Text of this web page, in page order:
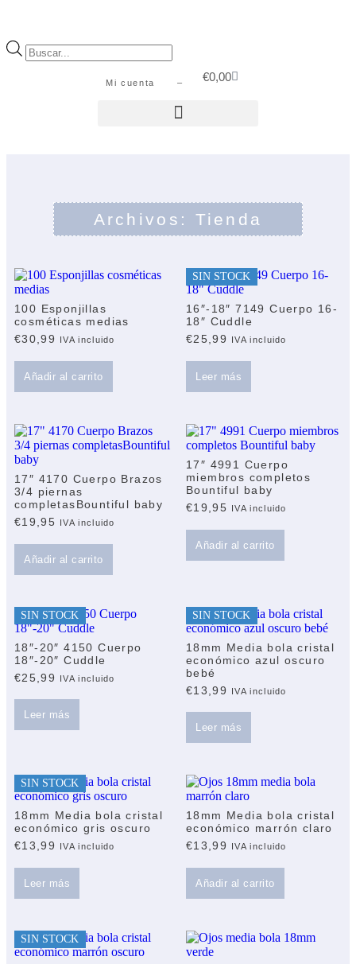
Mi cuenta – €0,00
Archivos: Tienda
100 Esponjillas
cosméticas medias
€30,99 IVA incluido
Añadir al carrito
SIN STOCK
16″-18″ 7149 Cuerpo 16-
18″ Cuddle
€25,99 IVA incluido
Leer más
17″ 4170 Cuerpo Brazos
3/4 piernas
completasBountiful baby
€19,95 IVA incluido
Añadir al carrito
17″ 4991 Cuerpo
miembros completos
Bountiful baby
€19,95 IVA incluido
Añadir al carrito
SIN STOCK
18″-20″ 4150 Cuerpo
18″-20″ Cuddle
€25,99 IVA incluido
Leer más
SIN STOCK
18mm Media bola cristal
económico azul oscuro
bebé
€13,99 IVA incluido
Leer más
SIN STOCK
18mm Media bola cristal
económico gris oscuro
€13,99 IVA incluido
Leer más
18mm Media bola cristal
económico marrón claro
€13,99 IVA incluido
Añadir al carrito
SIN STOCK